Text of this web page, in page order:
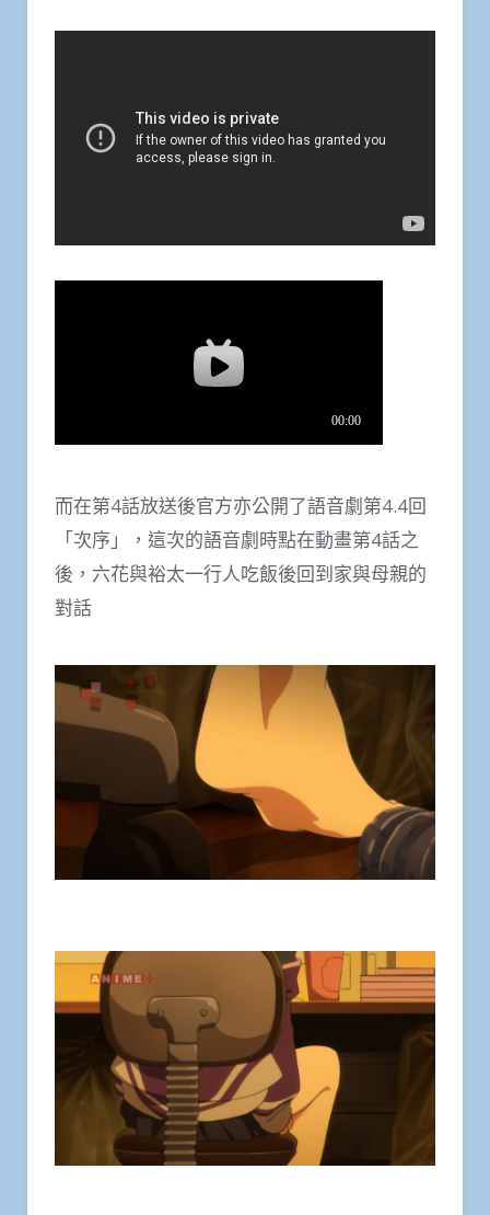
而在第4話放送後官方亦公開了語音劇第4.4回
「次序」，這次的語音劇時點在動畫第4話之
後，六花與裕太一行人吃飯後回到家與母親的
對話